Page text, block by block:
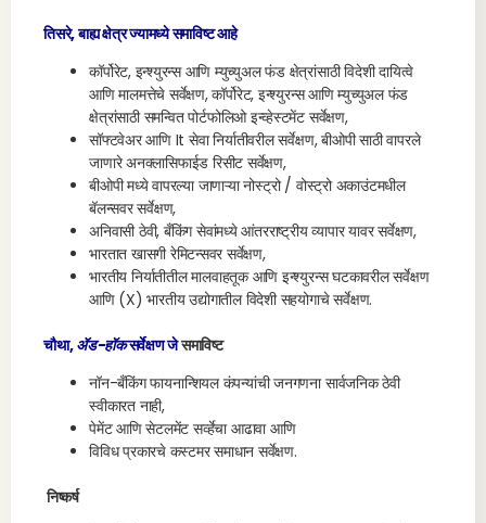
तिसरे, बाह्य क्षेत्र ज्यामध्ये समाविष्ट आहे
कॉर्पोरेट, इन्श्युरन्स आणि म्युच्युअल फंड क्षेत्रांसाठी विदेशी दायित्वे
आणि मालमत्तेचे सर्वेक्षण, कॉर्पोरेट, इन्श्युरन्स आणि म्युच्युअल फंड
क्षेत्रांसाठी समन्वित पोर्टफोलिओ इन्व्हेस्टमेंट सर्वेक्षण,
सॉफ्टवेअर आणि It सेवा निर्यातीवरील सर्वेक्षण, बीओपी साठी वापरले
जाणारे अनक्लासिफाईड रिसीट सर्वेक्षण,
बीओपी मध्ये वापरल्या जाणाऱ्या नोस्ट्रो / वोस्ट्रो अकाउंटमधील
बॅलन्सवर सर्वेक्षण,
अनिवासी ठेवी, बँकिंग सेवांमध्ये आंतरराष्ट्रीय व्यापार यावर सर्वेक्षण,
भारतात खासगी रेमिटन्सवर सर्वेक्षण,
भारतीय निर्यातीतील मालवाहतूक आणि इन्श्युरन्स घटकावरील सर्वेक्षण
आणि (X) भारतीय उद्योगातील विदेशी सहयोगाचे सर्वेक्षण.
चौथा,ॲड-हॉकसर्वेक्षण जेसमाविष्ट
नॉन-बँकिंग फायनान्शियल कंपन्यांची जनगणना सार्वजनिक ठेवी
स्वीकारत नाही,
पेमेंट आणि सेटलमेंट सर्व्हेचा आढावा आणि
विविध प्रकारचे कस्टमर समाधान सर्वेक्षण.
निष्कर्ष